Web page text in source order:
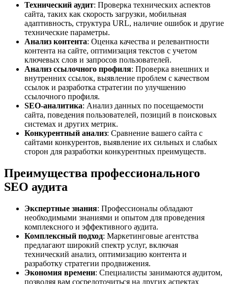
Технический аудит: Проверка технических аспектов
сайта, таких как скорость загрузки, мобильная
адаптивность, структура URL, наличие ошибок и другие
технические параметры.
Анализ контента: Оценка качества и релевантности
контента на сайте, оптимизация текстов с учетом
ключевых слов и запросов пользователей.
Анализ ссылочного профиля: Проверка внешних и
внутренних ссылок, выявление проблем с качеством
ссылок и разработка стратегии по улучшению
ссылочного профиля.
SEO-аналитика: Анализ данных по посещаемости
сайта, поведения пользователей, позиций в поисковых
системах и других метрик.
Конкурентный анализ: Сравнение вашего сайта с
сайтами конкурентов, выявление их сильных и слабых
сторон для разработки конкурентных преимуществ.
Преимущества профессионального
SEO аудита
Экспертные знания: Профессионалы обладают
необходимыми знаниями и опытом для проведения
комплексного и эффективного аудита.
Комплексный подход: Маркетинговые агентства
предлагают широкий спектр услуг, включая
технический анализ, оптимизацию контента и
разработку стратегии продвижения.
Экономия времени: Специалисты занимаются аудитом,
позволяя вам сосредоточиться на других аспектах